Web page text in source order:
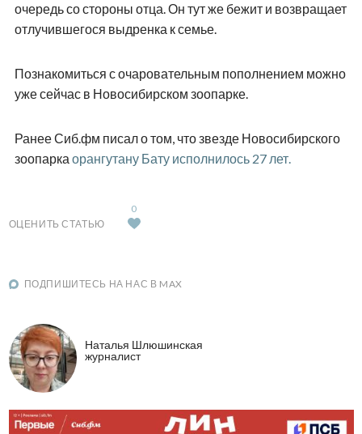
очередь со стороны отца. Он тут же бежит и возвращает
отлучившегося выдренка к семье.
Познакомиться с очаровательным пополнением можно
уже сейчас в Новосибирском зоопарке.
Ранее Сиб.фм писал о том, что звезде Новосибирского
зоопарка орангутану Бату исполнилось 27 лет.
ОЦЕНИТЬ СТАТЬЮ
0
ПОДПИШИТЕСЬ НА НАС В MAX
Наталья Шлюшинская
журналист